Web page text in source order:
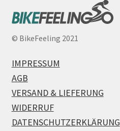
© BikeFeeling 2021
IMPRESSUM
AGB
VERSAND & LIEFERUNG
WIDERRUF
DATENSCHUTZERKLÄRUNG